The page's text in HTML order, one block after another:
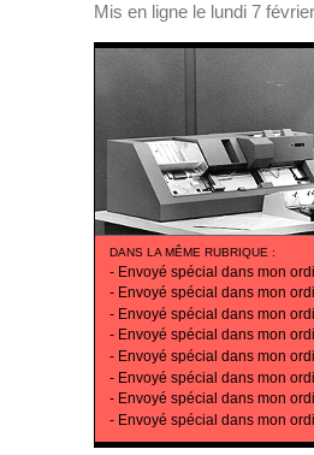
Mis en ligne le lundi 7
DANS LA MÊME RUBRIQUE :
- Envoyé spécial dans mon
- Envoyé spécial dans mon
- Envoyé spécial dans mon
- Envoyé spécial dans mon
- Envoyé spécial dans mon
- Envoyé spécial dans mon
- Envoyé spécial dans mon
- Envoyé spécial dans mon